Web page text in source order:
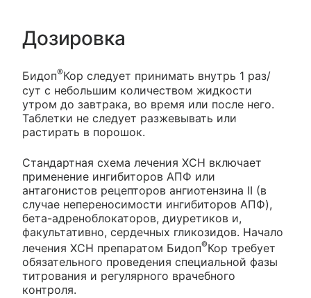
Дозировка
Бидоп®Кор следует принимать внутрь 1 раз/
сут с небольшим количеством жидкости
утром до завтрака, во время или после него.
Таблетки не следует разжевывать или
растирать в порошок.
Стандартная схема лечения ХСН включает
применение ингибиторов АПФ или
антагонистов рецепторов ангиотензина II (в
случае непереносимости ингибиторов АПФ),
бета-адреноблокаторов, диуретиков и,
факультативно, сердечных гликозидов. Начало
лечения ХСН препаратом Бидоп®Кор требует
обязательного проведения специальной фазы
титрования и регулярного врачебного
контроля.